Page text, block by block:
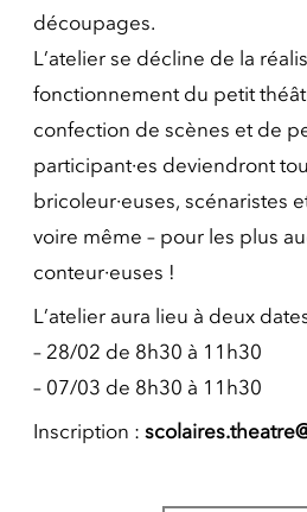
découpages.
L’atelier se décline de la
fonctionnement du petit
confection de scènes et de
participant·es deviendront
bricoleur·euses, scénaristes
voire même – pour les plus
conteur·euses !
L’atelier aura lieu à deux
– 28/02 de 8h30 à 11h30
– 07/03 de 8h30 à 11h30
Inscription :